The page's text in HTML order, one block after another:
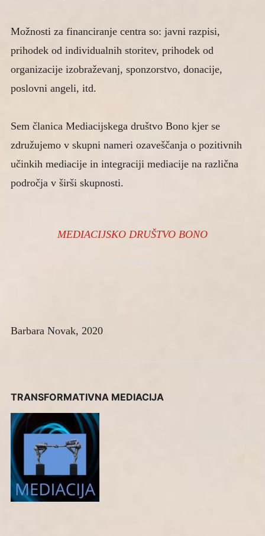
Možnosti za financiranje centra so: javni razpisi,
prihodek od individualnih storitev, prihodek od
organizacije izobraževanj, sponzorstvo, donacije,
poslovni angeli, itd.
Sem članica Mediacijskega društvo Bono kjer se
združujemo v skupni nameri ozaveščanja o pozitivnih
učinkih mediacije in integraciji mediacije na različna
področja v širši skupnosti.
MEDIACIJSKO DRUŠTVO BONO
Barbara Novak, 2020
TRANSFORMATIVNA MEDIACIJA